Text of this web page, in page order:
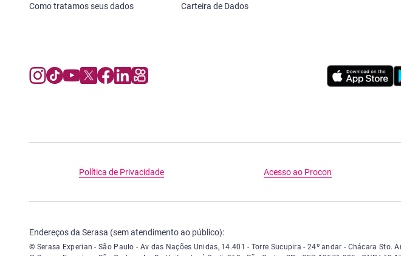
Como tratamos seus dados
Carteira de Dados
Política de Privacidade Acesso ao Procon
Endereços da Serasa (sem atendimento ao público):
Serasa Experian - São Paulo - Endereço: Avenida das Nações Unidas, número 14.401 - Torre Sucupira -
© Serasa Experian - São Paulo - Av das Nações Unidas, 14.401 - Torre Sucupira - 24º andar - Chácara Sto.